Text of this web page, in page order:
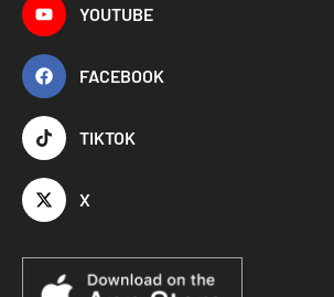
YOUTUBE
FACEBOOK
TIKTOK
X